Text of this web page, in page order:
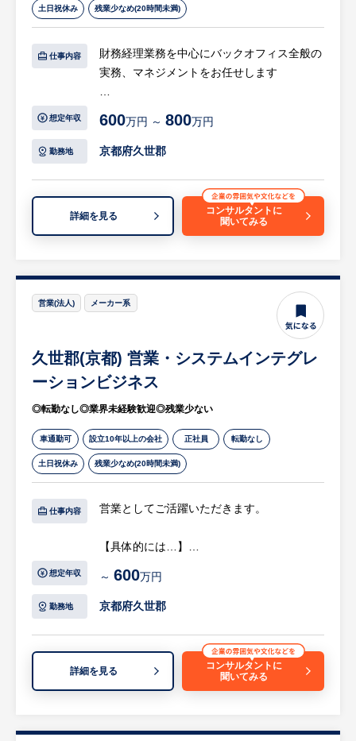
精密板金／シートメタル加工／ファイバーレ
ーザー溶接加工／YAG溶接加工／各種スポッ
ト溶接加工／ベンディング加工
・営業ノルマはなく、プレッシャーなくお客
土日祝休み 残業少なめ(20時間未満)
仕事内容
財務経理業務を中心にバックオフィス全般の
実務、マネジメントをお任せします
◎財務経理業務
・日常の取引入力、現金、各銀行預金の管理
・給与、賞与計算
・資金繰り管理
・その他一般的な経理業務
・社会保険基礎資料、労働保険料の決算、予
定申告
等
※詳細は面談時にお伝えします
想定年収 600万円 ～ 800万円
勤務地 京都府久世郡
詳細を見る
コンサルタントに
聞いてみる
営業(法人) メーカー系
久世郡(京都) 営業・システムインテグレ
ーションビジネス
◎転勤なし◎業界未経験歓迎◎残業少ない
車通勤可 設立10年以上の会社 正社員 転勤なし
土日祝休み 残業少なめ(20時間未満)
仕事内容 営業としてご活躍いただきます。
【具体的には…】
・見積もり作成、受注、契約までの顧客フォ
ロー
・受注案件の本社技術者、協力会社との調整
・設計／製作状況を確認し、プロジェクト管
等
想定年収 ～ 600万円
勤務地 京都府久世郡
詳細を見る
コンサルタントに
聞いてみる